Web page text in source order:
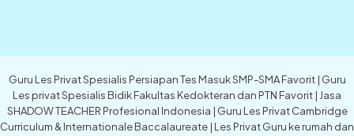
o
e
t
e
r
p
r
a
m
Guru Les Privat Spesialis Persiapan Tes Masuk SMP-SMA Favorit | Guru
Les privat Spesialis Bidik Fakultas Kedokteran dan PTN Favorit | Jasa
SHADOW TEACHER Profesional Indonesia | Guru Les Privat Cambridge
Curriculum & Internationale Baccalaureate | Les Privat Guru ke rumah dan